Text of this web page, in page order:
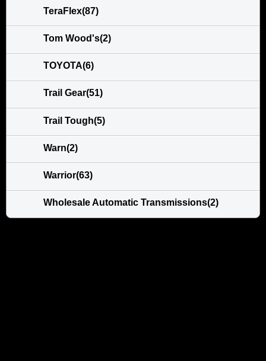
TeraFlex(87)
Tom Wood's(2)
TOYOTA(6)
Trail Gear(51)
Trail Tough(5)
Warn(2)
Warrior(63)
Wholesale Automatic Transmissions(2)